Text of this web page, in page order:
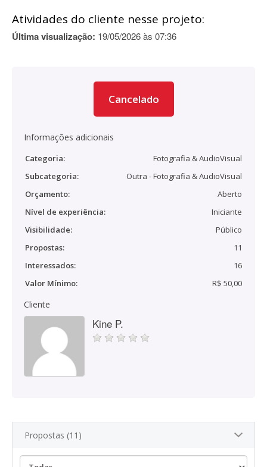
Atividades do cliente nesse projeto:
Última visualização: 19/05/2026 às 07:36
Cancelado
Informações adicionais
Categoria:
Fotografia & AudioVisual
Subcategoria:
Outra - Fotografia & AudioVisual
Orçamento:
Aberto
Nível de experiência:
Iniciante
Visibilidade:
Público
Propostas:
11
Interessados:
16
Valor Mínimo:
R$ 50,00
Cliente
Kine P.
Propostas (11)